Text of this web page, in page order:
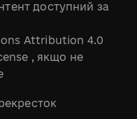
доступний за
Attribution 4.0
, якщо не